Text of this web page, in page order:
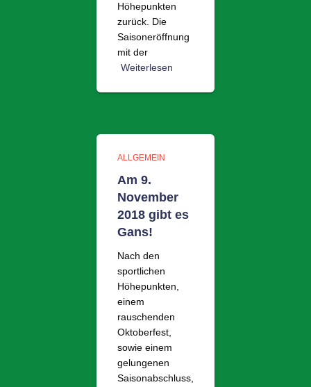
Höhepunkten
zurück. Die
Saisoneröffnung
mit der
Weiterlesen
ALLGEMEIN
Am 9.
November
2018 gibt es
Gans!
Nach den
sportlichen
Höhepunkten,
einem
rauschenden
Oktoberfest,
sowie einem
gelungenen
Saisonabschluss,